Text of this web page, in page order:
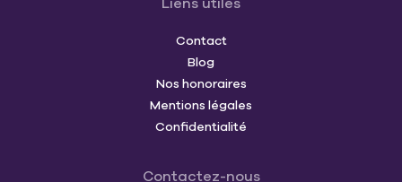
Contact
Blog
Nos honoraires
Mentions légales
Confidentialité
Contactez-nous